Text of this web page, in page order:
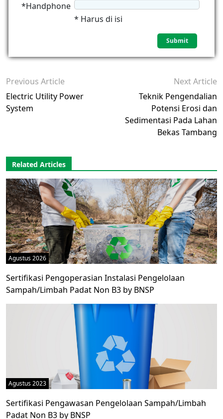
*Handphone
* Harus di isi
Previous Article
Electric Utility Power
System
Next Article
Teknik Pengendalian
Potensi Erosi dan
Sedimentasi Pada Lahan
Bekas Tambang
Related Articles
Agustus 2026
Sertifikasi Pengoperasian Instalasi Pengelolaan
Sampah/Limbah Padat Non B3 by BNSP
Agustus 2023
Sertifikasi Pengawasan Pengelolaan Sampah/Limbah
Padat Non B3 by BNSP